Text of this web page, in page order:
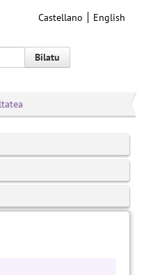
Castellano English
Bilatu